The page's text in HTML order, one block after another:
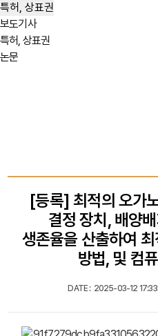
특허, 상표권
보도기사
특허, 상표권
논문
[등록] 최적의 오가
결정 장치, 배양
생존율을 산출하여
방법, 및 컴
DATE : 2025-03-12